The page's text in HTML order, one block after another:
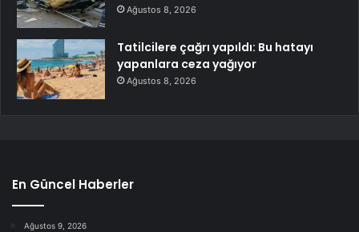
Ağustos 8, 2026
Tatilcilere çağrı yapıldı: Bu hatayı
yapanlara ceza yağıyor
Ağustos 8, 2026
En Güncel Haberler
Ağustos 9, 2026